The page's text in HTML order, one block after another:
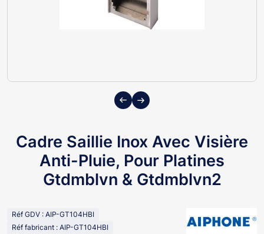
Previous
Next
Cadre Saillie Inox Avec Visière
Anti-Pluie, Pour Platines
Gtdmblvn & Gtdmblvn2
Réf GDV : AIP-GT104HBI
Réf fabricant : AIP-GT104HBI